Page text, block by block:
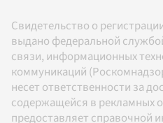
Свидетельство о
выдано федеральной
связи, информационных
коммуникаций
несет ответственности за
содержащейся в рекламных
предоставляет справочной